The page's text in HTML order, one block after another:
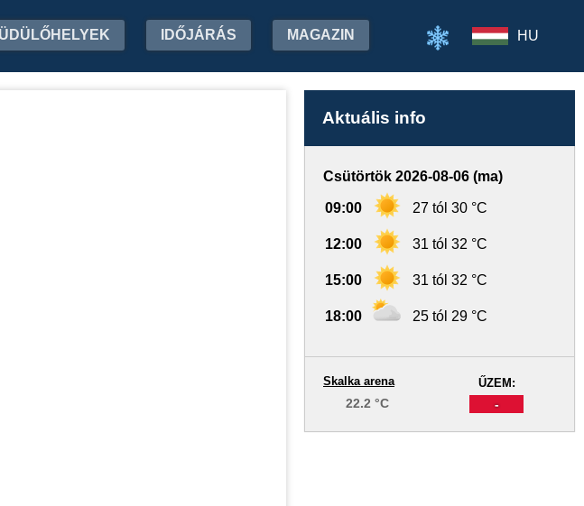
IDŐJÁRÁS MAGAZIN HU
Aktuális info
Csütörtök 2026-08-06 (ma)
09:00 27 tól 30 °C
12:00 31 tól 32 °C
15:00 31 tól 32 °C
18:00 25 tól 29 °C
ŰZEM:
-
Skalka arena
22.2 °C